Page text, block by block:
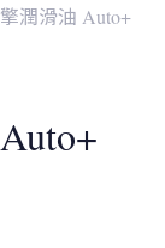
潤滑油 Auto+